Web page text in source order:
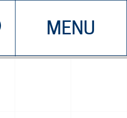
MENU
CHI SIAMO
EDDYBURG